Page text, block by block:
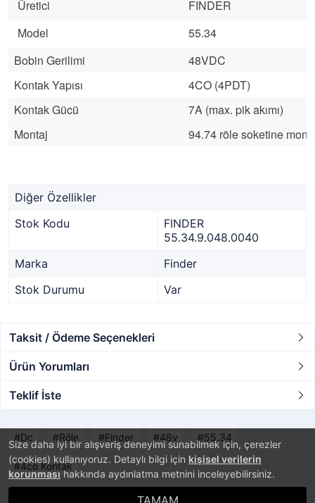
Size daha iyi bir alışveriş deneyimi sunabilmek için, çerezler
(cookies) kullanıyoruz. Detaylı bilgi için kişisel verilerin
korunmasıhakkında aydınlatma metnini inceleyebilirsiniz.
TAMAM
Üretici
FINDER
Model
55.34
Bobin Gerilimi
48VDC
Kontak Yapısı
4CO (4PDT)
Kontak Gücü
7A (max. pik akımı)
Montaj
94.74 röle soketine
Diğer Özellikler
Stok Kodu
FINDER
55.34.9.048.0040
Marka
Finder
Stok Durumu
Var
Taksit / Ödeme Seçenekleri
Ürün Yorumları
Teklif İste
Dc Röle Finder 48v 55.34
4co Kontak